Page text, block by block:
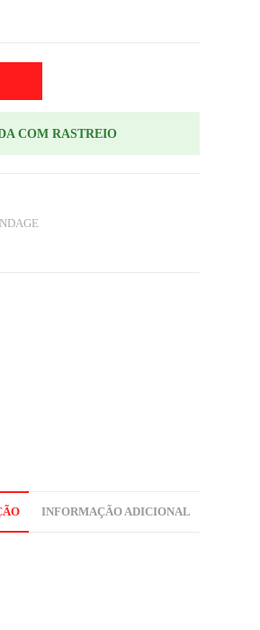
COM RASTREIO
INFORMAÇÃO ADICIONAL